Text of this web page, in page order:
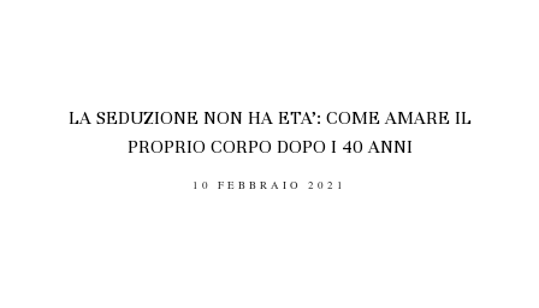
LA SEDUZIONE NON HA ETA’: COME AMARE IL
PROPRIO CORPO DOPO I 40 ANNI
POSTED
10 FEBBRAIO 2021